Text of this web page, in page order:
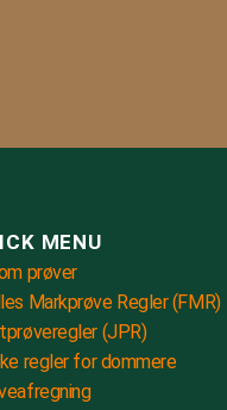
MENU
prøver
Markprøve Regler (FMR)
(JPR)
regler for dommere